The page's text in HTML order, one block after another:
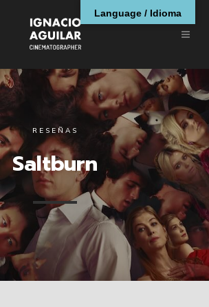
RESEÑAS
Saltburn
Language / Idioma